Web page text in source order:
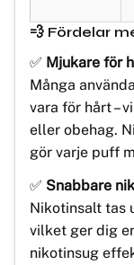
💨 Fördelar
✅ Mjukare för
Många
vara för hårt –
eller obehag.
gör varje puff
✅ Snabbare
Nikotinsalt tas
vilket ger dig
nikotinsug